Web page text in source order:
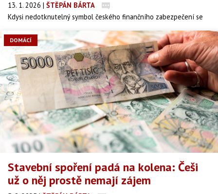
13. 1. 2026 | ŠTĚPÁN BÁRTA
Kdysi nedotknutelný symbol českého finančního zabezpečení se
otřásá v základech. Stavební spoření, které mělo v šuplíku snad
každé dítě, se proměňuje v produkt pro pamětníky. Zatímco stát
škrtá podporu, průměrný věk střadatelů raketově letí vzhůru a
mladá generace dává od skomírajícího hitu devadesátých let ruce
pryč. Co stojí za úpadkem českého fenoménu?
DOMÁCÍ
Stavební spoření padá na kolena: Češi
už o něj prostě nemají zájem